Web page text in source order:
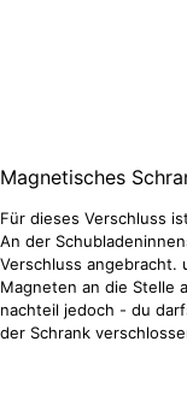
Magnetisches
Für dieses Verschluss
An der
Verschluss angebracht.
Magneten an die Stelle
nachteil jedoch - du
der Schrank